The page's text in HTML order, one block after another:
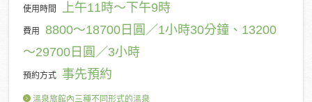
使用時間 上午11時～下午9時
費用
8800～18700日圓／1小時30分鐘、13200
～29700日圓／3小時
預約方式 事先預約
溫泉旅館內三種不同形式的溫泉